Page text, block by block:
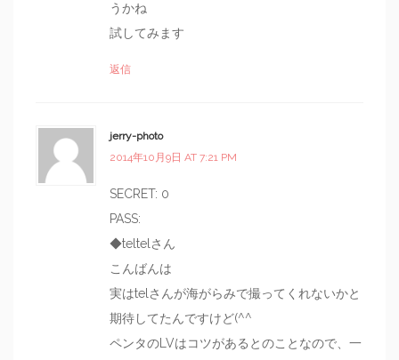
うかね
試してみます
返信
jerry-photo
2014年10月9日 AT 7:21 PM
SECRET: 0
PASS:
◆teltelさん
こんばんは
実はtelさんが海がらみで撮ってくれないかと
期待してたんですけど(^^
ペンタのLVはコツがあるとのことなので、一